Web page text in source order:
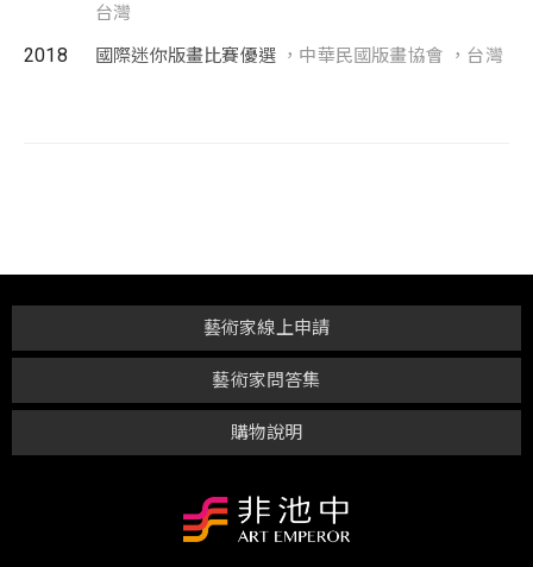
台灣
2018 國際迷你版畫比賽優選 ，中華民國版畫協會 ，台灣
購物說明
藝術家問答集
藝術家線上申請